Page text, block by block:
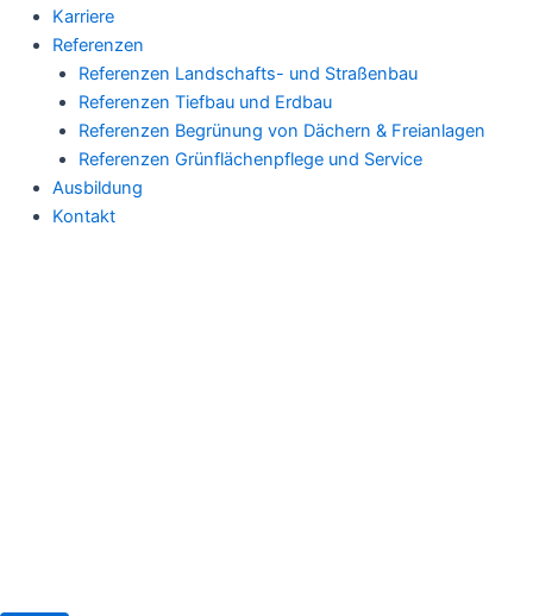
Karriere
Referenzen
Referenzen Landschafts- und Straßenbau
Referenzen Tiefbau und Erdbau
Referenzen Begrünung von Dächern & Freianlagen
Referenzen Grünflächenpflege und Service
Ausbildung
Kontakt